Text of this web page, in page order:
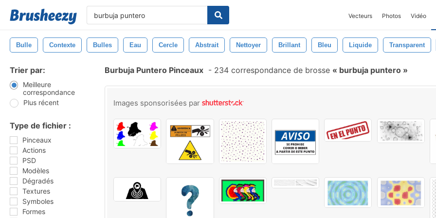
Vecteurs Photos Vidéo
Bulle Contexte Bulles Eau Cercle Abstrait Nettoyer Brillant Bleu Liquide Transparent
Trier par:
Meilleure
correspondance
Plus récent
Type de fichier :
Pinceaux
Actions
PSD
Modèles
Dégradés
Textures
Symboles
Formes
Burbuja Puntero Pinceaux - 234 correspondance de brosse burbuja puntero
Images sponsorisées par